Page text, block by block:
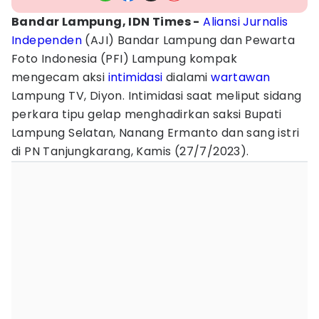
Bandar Lampung, IDN Times - Aliansi Jurnalis
Independen (AJI) Bandar Lampung dan Pewarta
Foto Indonesia (PFI) Lampung kompak
mengecam aksi intimidasi dialamiwartawan
Lampung TV, Diyon. Intimidasi saat meliput sidang
perkara tipu gelap menghadirkan saksi Bupati
Lampung Selatan, Nanang Ermanto dan sang istri
di PN Tanjungkarang, Kamis (27/7/2023).